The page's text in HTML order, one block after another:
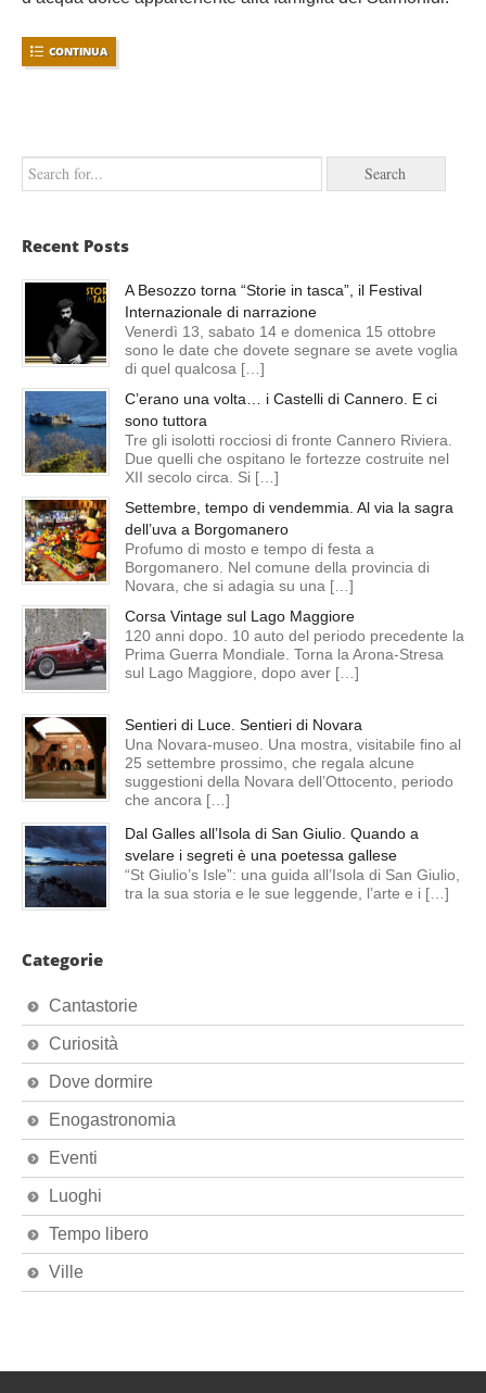
CONTINUA
Recent Posts
A Besozzo torna “Storie in tasca”, il Festival
Internazionale di narrazione
Venerdì 13, sabato 14 e domenica 15 ottobre
sono le date che dovete segnare se avete voglia
di quel qualcosa […]
C’erano una volta… i Castelli di Cannero. E ci
sono tuttora
Tre gli isolotti rocciosi di fronte Cannero Riviera.
Due quelli che ospitano le fortezze costruite nel
XII secolo circa. Si […]
Settembre, tempo di vendemmia. Al via la sagra
dell’uva a Borgomanero
Profumo di mosto e tempo di festa a
Borgomanero. Nel comune della provincia di
Novara, che si adagia su una […]
Corsa Vintage sul Lago Maggiore
120 anni dopo. 10 auto del periodo precedente la
Prima Guerra Mondiale. Torna la Arona-Stresa
sul Lago Maggiore, dopo aver […]
Sentieri di Luce. Sentieri di Novara
Una Novara-museo. Una mostra, visitabile fino al
25 settembre prossimo, che regala alcune
suggestioni della Novara dell’Ottocento, periodo
che ancora […]
Dal Galles all’Isola di San Giulio. Quando a
svelare i segreti è una poetessa gallese
“St Giulio’s Isle”: una guida all’Isola di San Giulio,
tra la sua storia e le sue leggende, l’arte e i […]
Categorie
Cantastorie
Curiosità
Dove dormire
Enogastronomia
Eventi
Luoghi
Tempo libero
Ville